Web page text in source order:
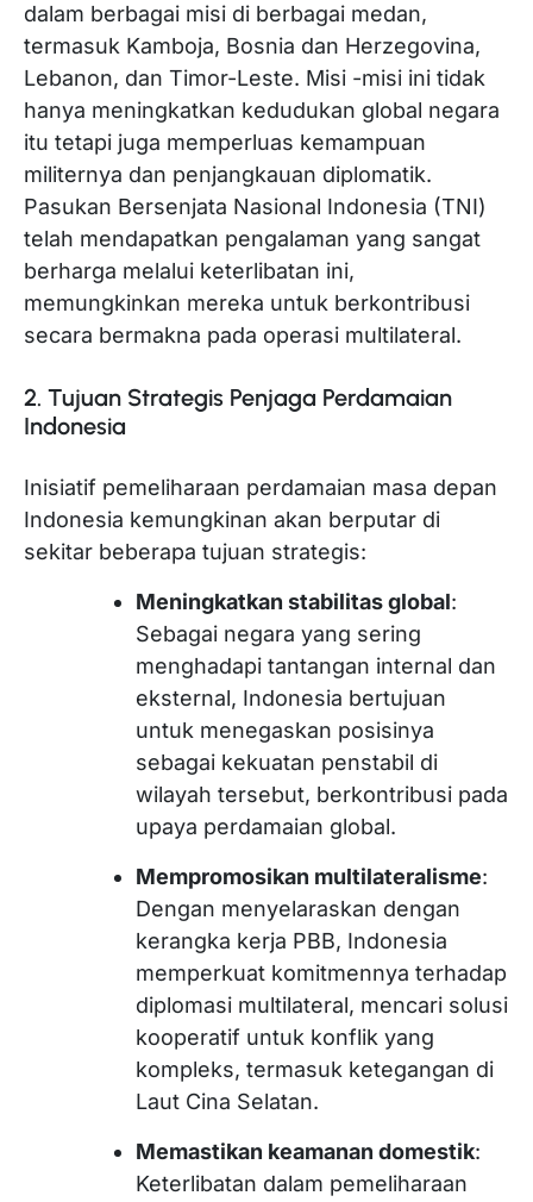
dalam berbagai misi di berbagai medan,
termasuk Kamboja, Bosnia dan Herzegovina,
Lebanon, dan Timor-Leste. Misi -misi ini tidak
hanya meningkatkan kedudukan global negara
itu tetapi juga memperluas kemampuan
militernya dan penjangkauan diplomatik.
Pasukan Bersenjata Nasional Indonesia (TNI)
telah mendapatkan pengalaman yang sangat
berharga melalui keterlibatan ini,
memungkinkan mereka untuk berkontribusi
secara bermakna pada operasi multilateral.
2. Tujuan Strategis Penjaga Perdamaian
Indonesia
Inisiatif pemeliharaan perdamaian masa depan
Indonesia kemungkinan akan berputar di
sekitar beberapa tujuan strategis:
Meningkatkan stabilitas global:
Sebagai negara yang sering
menghadapi tantangan internal dan
eksternal, Indonesia bertujuan
untuk menegaskan posisinya
sebagai kekuatan penstabil di
wilayah tersebut, berkontribusi pada
upaya perdamaian global.
Mempromosikan multilateralisme:
Dengan menyelaraskan dengan
kerangka kerja PBB, Indonesia
memperkuat komitmennya terhadap
diplomasi multilateral, mencari solusi
kooperatif untuk konflik yang
kompleks, termasuk ketegangan di
Laut Cina Selatan.
Memastikan keamanan domestik:
Keterlibatan dalam pemeliharaan